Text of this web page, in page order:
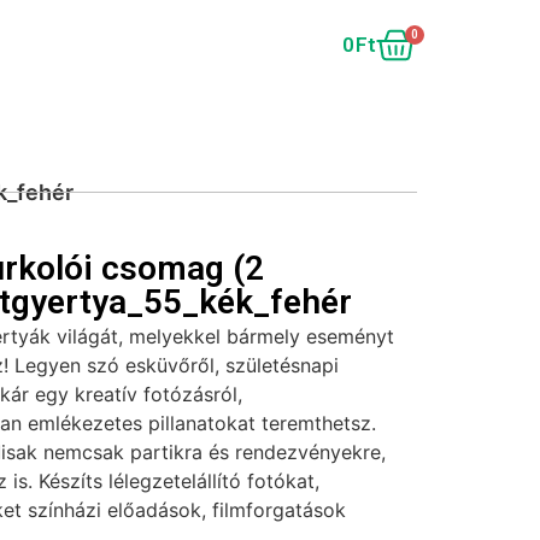
0Ft 0
csomag (2
világát, melyekkel bármely eseményt
Legyen szó esküvőről, születésnapi
egy kreatív fotózásról,
emlékezetes pillanatokat teremthetsz.
nemcsak partikra és rendezvényekre,
is. Készíts lélegzetelállító fotókat,
színházi előadások, filmforgatások